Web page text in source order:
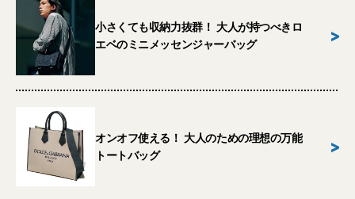
小さくても収納力抜群！ 大人が持つべきロ
エベのミニメッセンジャーバッグ
>
オンオフ使える！ 大人のための理想の万能
トートバッグ
>